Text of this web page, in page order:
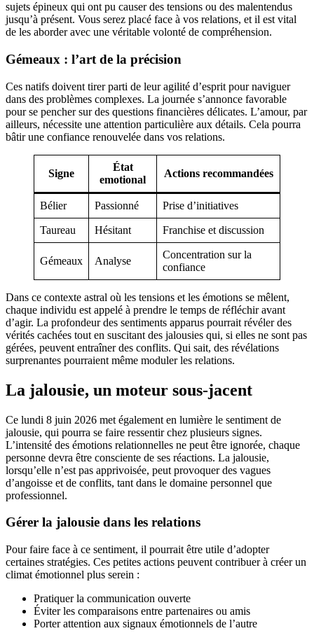
sujets épineux qui ont pu causer des tensions ou des malentendus
jusqu’à présent. Vous serez placé face à vos relations, et il est vital
de les aborder avec une véritable volonté de compréhension.
Gémeaux : l’art de la précision
Ces natifs doivent tirer parti de leur agilité d’esprit pour naviguer
dans des problèmes complexes. La journée s’annonce favorable
pour se pencher sur des questions financières délicates. L’amour, par
ailleurs, nécessite une attention particulière aux détails. Cela pourra
bâtir une confiance renouvelée dans vos relations.
Signe
État
emotional
Actions recommandées
Bélier Passionné Prise d’initiatives
Taureau Hésitant Franchise et discussion
Gémeaux Analyse
Concentration sur la
confiance
Dans ce contexte astral où les tensions et les émotions se mêlent,
chaque individu est appelé à prendre le temps de réfléchir avant
d’agir. La profondeur des sentiments apparus pourrait révéler des
vérités cachées tout en suscitant des jalousies qui, si elles ne sont pas
gérées, peuvent entraîner des conflits. Qui sait, des révélations
surprenantes pourraient même moduler les relations.
La jalousie, un moteur sous-jacent
Ce lundi 8 juin 2026 met également en lumière le sentiment de
jalousie, qui pourra se faire ressentir chez plusieurs signes.
L’intensité des émotions relationnelles ne peut être ignorée, chaque
personne devra être consciente de ses réactions. La jalousie,
lorsqu’elle n’est pas apprivoisée, peut provoquer des vagues
d’angoisse et de conflits, tant dans le domaine personnel que
professionnel.
Gérer la jalousie dans les relations
Pour faire face à ce sentiment, il pourrait être utile d’adopter
certaines stratégies. Ces petites actions peuvent contribuer à créer un
climat émotionnel plus serein :
Pratiquer la communication ouverte
Éviter les comparaisons entre partenaires ou amis
Porter attention aux signaux émotionnels de l’autre